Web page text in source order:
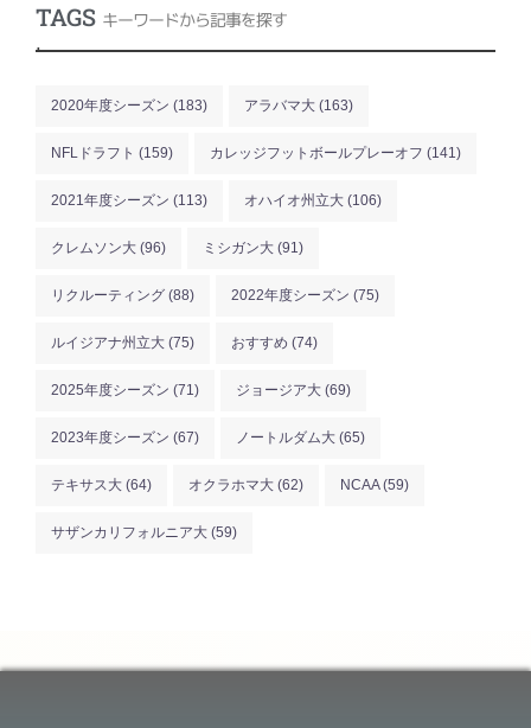
TAGS キーワードから記事を探す
.
2020年度シーズン (183) アラバマ大 (163)
NFLドラフト (159) カレッジフットボールプレーオフ (141)
2021年度シーズン (113) オハイオ州立大 (106)
クレムソン大 (96) ミシガン大 (91)
リクルーティング (88) 2022年度シーズン (75)
ルイジアナ州立大 (75) おすすめ (74)
2025年度シーズン (71) ジョージア大 (69)
2023年度シーズン (67) ノートルダム大 (65)
テキサス大 (64) オクラホマ大 (62) NCAA(59)
サザンカリフォルニア大 (59)